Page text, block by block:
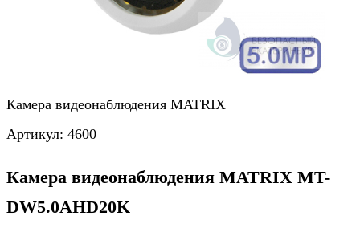
Камера видеонаблюдения MATRIX
Артикул: 4600
Камера видеонаблюдения MATRIX MT-
DW5.0AHD20K